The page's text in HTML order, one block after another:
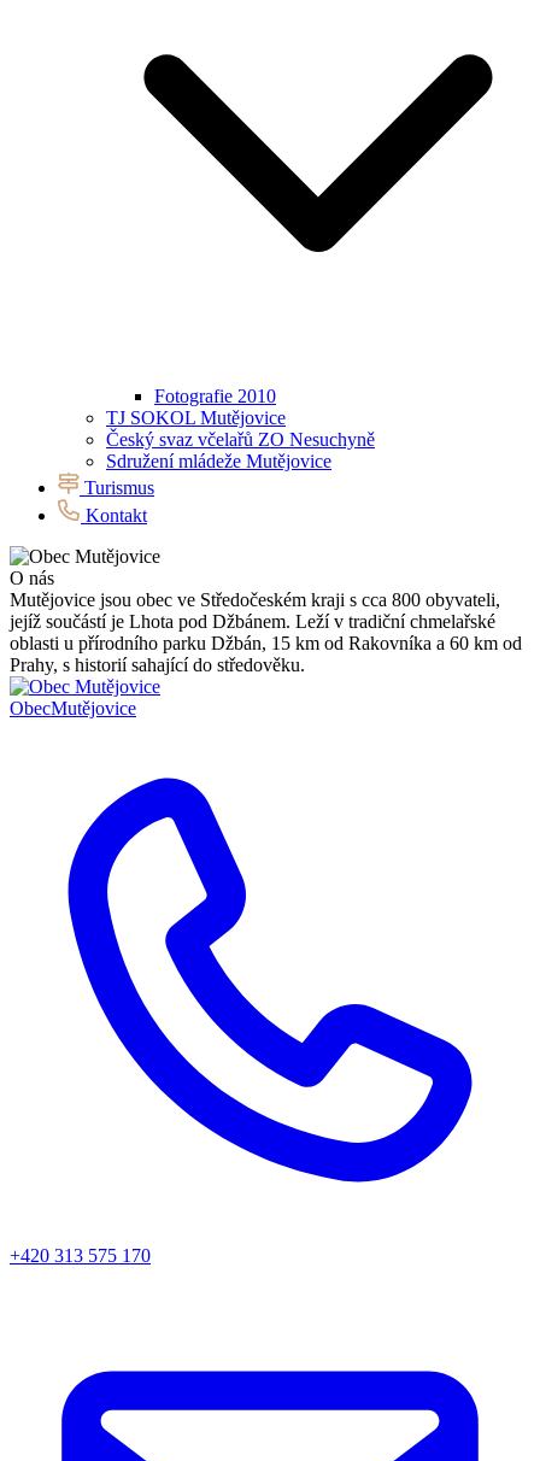
Fotografie 2010
TJ SOKOL Mutějovice
Český svaz včelařů ZO Nesuchyně
Sdružení mládeže Mutějovice
Turismus
Kontakt
O nás
Mutějovice jsou obec ve Středočeském kraji s cca 800 obyvateli,
jejíž součástí je Lhota pod Džbánem. Leží v tradiční chmelařské
oblasti u přírodního parku Džbán, 15 km od Rakovníka a 60 km od
Prahy, s historií sahající do středověku.
ObecMutějovice
+420 313 575 170